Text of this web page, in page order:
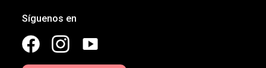
Síguenos en